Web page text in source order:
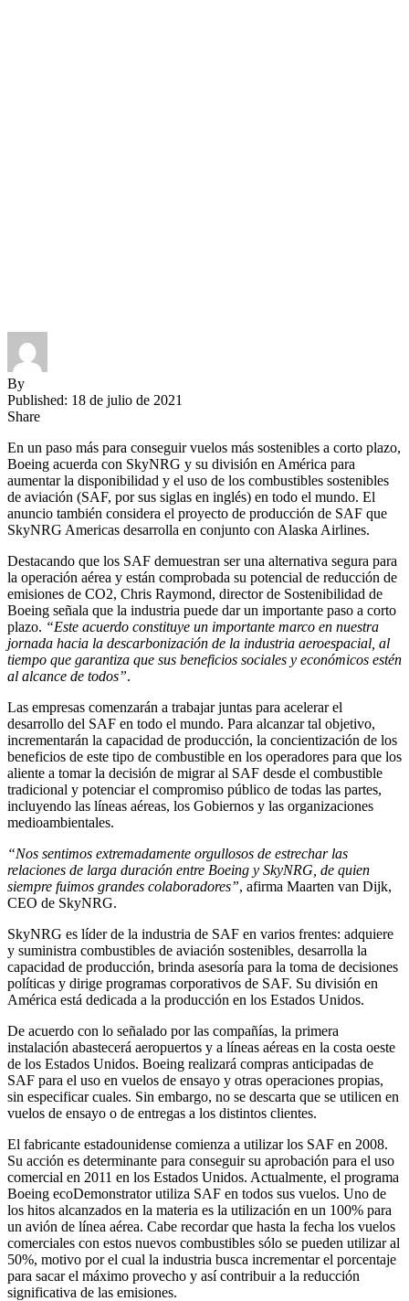
By
Published: 18 de julio de 2021
Share
En un paso más para conseguir vuelos más sostenibles a corto plazo,
Boeing acuerda con SkyNRG y su división en América para
aumentar la disponibilidad y el uso de los combustibles sostenibles
de aviación (SAF, por sus siglas en inglés) en todo el mundo. El
anuncio también considera el proyecto de producción de SAF que
SkyNRG Americas desarrolla en conjunto con Alaska Airlines.
Destacando que los SAF demuestran ser una alternativa segura para
la operación aérea y están comprobada su potencial de reducción de
emisiones de CO2, Chris Raymond, director de Sostenibilidad de
Boeing señala que la industria puede dar un importante paso a corto
plazo. “Este acuerdo constituye un importante marco en nuestra
jornada hacia la descarbonización de la industria aeroespacial, al
tiempo que garantiza que sus beneficios sociales y económicos estén
al alcance de todos”.
Las empresas comenzarán a trabajar juntas para acelerar el
desarrollo del SAF en todo el mundo. Para alcanzar tal objetivo,
incrementarán la capacidad de producción, la concientización de los
beneficios de este tipo de combustible en los operadores para que los
aliente a tomar la decisión de migrar al SAF desde el combustible
tradicional y potenciar el compromiso público de todas las partes,
incluyendo las líneas aéreas, los Gobiernos y las organizaciones
medioambientales.
“Nos sentimos extremadamente orgullosos de estrechar las
relaciones de larga duración entre Boeing y SkyNRG, de quien
siempre fuimos grandes colaboradores”, afirma Maarten van Dijk,
CEO de SkyNRG.
SkyNRG es líder de la industria de SAF en varios frentes: adquiere
y suministra combustibles de aviación sostenibles, desarrolla la
capacidad de producción, brinda asesoría para la toma de decisiones
políticas y dirige programas corporativos de SAF. Su división en
América está dedicada a la producción en los Estados Unidos.
De acuerdo con lo señalado por las compañías, la primera
instalación abastecerá aeropuertos y a líneas aéreas en la costa oeste
de los Estados Unidos. Boeing realizará compras anticipadas de
SAF para el uso en vuelos de ensayo y otras operaciones propias,
sin especificar cuales. Sin embargo, no se descarta que se utilicen en
vuelos de ensayo o de entregas a los distintos clientes.
El fabricante estadounidense comienza a utilizar los SAF en 2008.
Su acción es determinante para conseguir su aprobación para el uso
comercial en 2011 en los Estados Unidos. Actualmente, el programa
Boeing ecoDemonstrator utiliza SAF en todos sus vuelos. Uno de
los hitos alcanzados en la materia es la utilización en un 100% para
un avión de línea aérea. Cabe recordar que hasta la fecha los vuelos
comerciales con estos nuevos combustibles sólo se pueden utilizar al
50%, motivo por el cual la industria busca incrementar el porcentaje
para sacar el máximo provecho y así contribuir a la reducción
significativa de las emisiones.